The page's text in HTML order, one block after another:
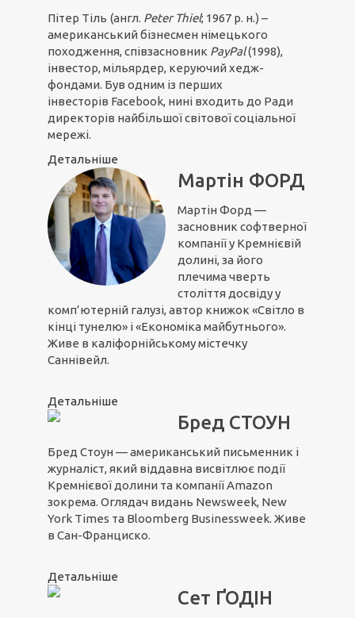
Пітер Тіль (англ. Peter Thiel; 1967 р. н.) –
американський бізнесмен німецького
походження, співзасновник PayPal(1998),
інвестор, мільярдер, керуючий хедж-
фондами. Був одним із перших
інвесторів Facebook, нині входить до Ради
директорів найбільшої світової соціальної
мережі.
Детальніше
Мартін ФОРД
Мартін Форд —
засновник софтверної
компанії у Кремнієвій
долині, за його
плечима чверть
століття досвіду у
комп’ютерній галузі, автор книжок «Світло в
кінці тунелю» і «Економіка майбутнього».
Живе в каліфорнійському містечку
Саннівейл.
Детальніше
Бред СТОУН
Бред Стоун — американський письменник і
журналіст, який віддавна висвітлює події
Кремнієвої долини та компанії Amazon
зокрема. Оглядач видань Newsweek, New
York Times та Bloomberg Businessweek. Живе
в Сан-Франциско.
Детальніше
Сет ҐОДІН